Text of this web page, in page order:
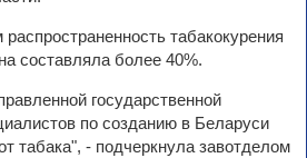
табакокурения
составляла более 40%.
государственной
по созданию в Беларуси
табака", - подчеркнула завотделом